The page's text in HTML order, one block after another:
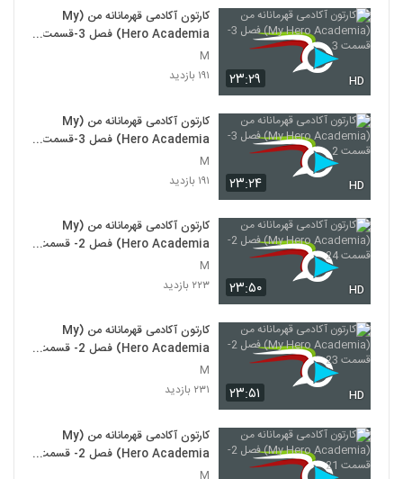
۲۳:۲۹ HD
کارتون آکادمی قهرمانانه من (My
Hero Academia) فصل 3-قسمت
3
M
۱۹۱ بازدید
۲۳:۲۴ HD
کارتون آکادمی قهرمانانه من (My
Hero Academia) فصل 3-قسمت
2
M
۱۹۱ بازدید
۲۳:۵۰ HD
کارتون آکادمی قهرمانانه من (My
Hero Academia) فصل 2- قسمت
24
M
۲۲۳ بازدید
۲۳:۵۱ HD
کارتون آکادمی قهرمانانه من (My
Hero Academia) فصل 2- قسمت
23
M
۲۳۱ بازدید
کارتون آکادمی قهرمانانه من (My
Hero Academia) فصل 2- قسمت
21
M